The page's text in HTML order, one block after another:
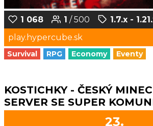
1 068 1 / 500
1.7.x -
play.hypercube.sk
Survival RPG Economy Eventy
KOSTICHKY - ČESKÝ
SERVER SE SUPER
23.